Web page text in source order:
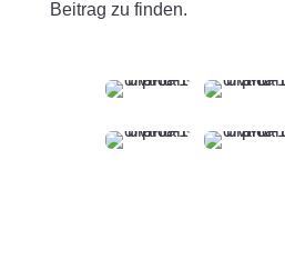
Beitrag zu finden.